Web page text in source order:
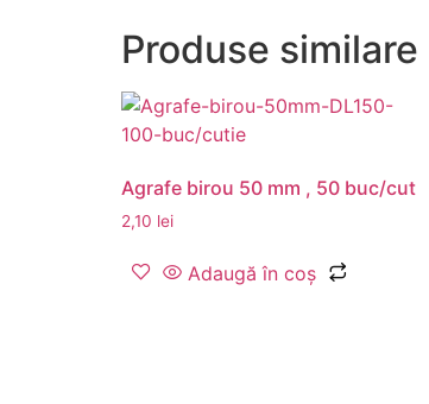
Produse similare
Agrafe birou 50 mm , 50 buc/cut
2,10 lei
Adaugă în coș